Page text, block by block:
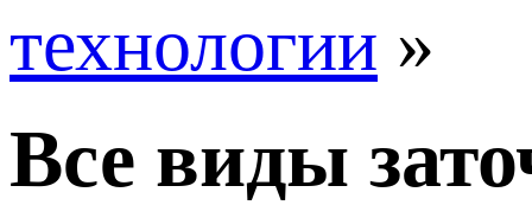
технологии »
Все виды